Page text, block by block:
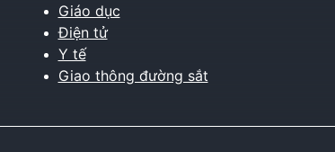
Giáo dục
Điện tử
Y tế
Giao thông đường sắt